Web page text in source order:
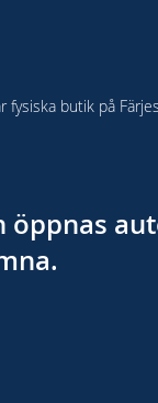
butik på
öppnas